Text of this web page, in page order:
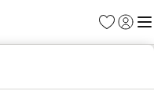
Favoritos
Iniciar